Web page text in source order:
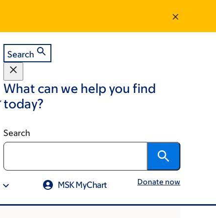
Search
What can we help you find
today?
Search
MSK MyChart Donate now